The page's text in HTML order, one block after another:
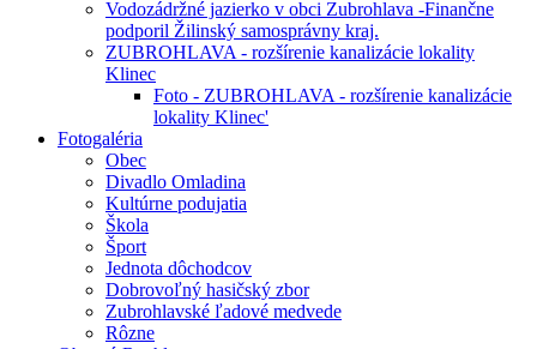
Vodozádržné jazierko v obci Zubrohlava -Finančne
podporil Žilinský samosprávny kraj.
ZUBROHLAVA - rozšírenie kanalizácie lokality
Klinec
Foto - ZUBROHLAVA - rozšírenie kanalizácie
lokality Klinec'
Fotogaléria
Obec
Divadlo Omladina
Kultúrne podujatia
Škola
Šport
Jednota dôchodcov
Dobrovoľný hasičský zbor
Zubrohlavské ľadové medvede
Rôzne